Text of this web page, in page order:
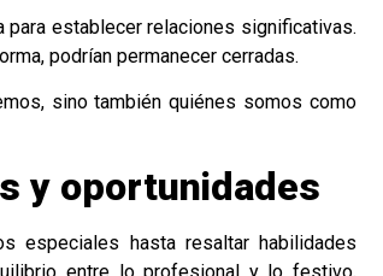
para establecer relaciones significativas.
podrían permanecer cerradas.
sino también quiénes somos como
y oportunidades
especiales hasta resaltar habilidades